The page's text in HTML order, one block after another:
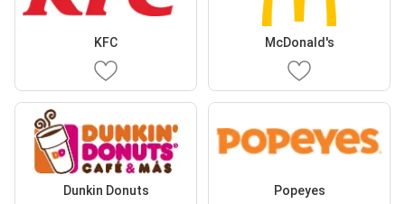
KFC McDonald's
Dunkin Donuts Popeyes